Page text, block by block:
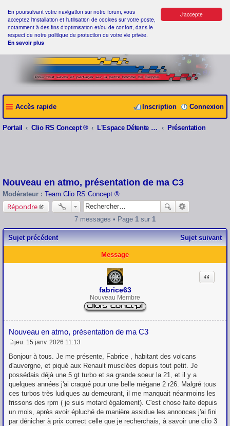
J'accepte
En poursuivant votre navigation sur notre forum, vous
acceptez l'installation et l'utilisation de cookies sur votre poste,
notamment à des fins d'optimisation et/ou de confort, dans le
respect de notre politique de protection de votre vie privée.
En savoir plus
Accès rapide Connexion
Inscription
Portail Clio RS Concept ® L'Espace Détente Clio RS Concept ® Présentation
Nouveau en atmo, présentation de ma C3
Modérateur : Team Clio RS Concept ®
Répondre
7 messages • Page 1 sur 1
Sujet précédent Sujet suivant
Message
fabrice63
Nouveau Membre
Nouveau en atmo, présentation de ma C3
Citation
e
s
a
g
e
jeu. 15 janv. 2026 11:13
Bonjour à tous. Je me présente, Fabrice , habitant des volcans
d'auvergne, et piqué aux Renault musclées depuis tout petit. Je
possédais déjà une 5 gt turbo et sa grande soeur la 21, et il y a
quelques années j'ai craqué pour une belle mégane 2 r26. Malgré tous
ces turbos très ludiques au demeurant, il me manquait néanmoins les
frissons des rpm ( je suis motard également). C'est chose faite depuis
un mois, après avoir épluché de manière assidue les annonces j'ai fini
par dénicher à prix correct celle que je recherchais, à savoir une clio 3